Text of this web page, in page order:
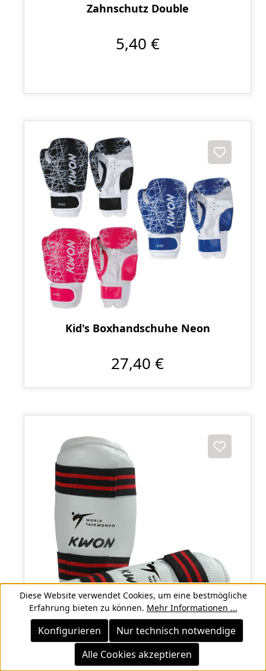
Zahnschutz Double
5,40 €
Kid's Boxhandschuhe Neon
27,40 €
Diese Website verwendet Cookies, um eine bestmögliche
Erfahrung bieten zu können. Mehr Informationen ...
Nur technisch notwendige
Konfigurieren
Alle Cookies akzeptieren